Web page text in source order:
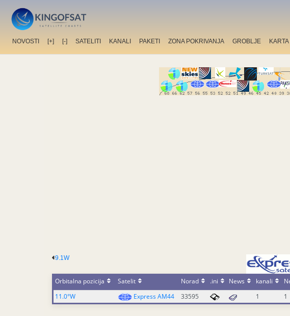
NOVOSTI [+] [-] SATELITI KANALI PAKETI ZONA POKRIVANJA GROBLJE
9.1W
Orbitalna pozicija Satelit Norad .ini News kanali
11.0°W
Express AM44 33595 1 1